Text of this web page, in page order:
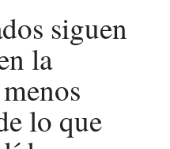
siguen
la
lo que